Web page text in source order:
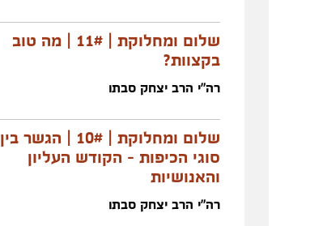
שלום ומחלוקת | 11# | מה טוב
בקצוות?
רה"י הרב יצחק סבתו
שלום ומחלוקת | 10# | הגשר בין
סוגי הכיפות - הקודש העליון
והאנושיות
רה"י הרב יצחק סבתו